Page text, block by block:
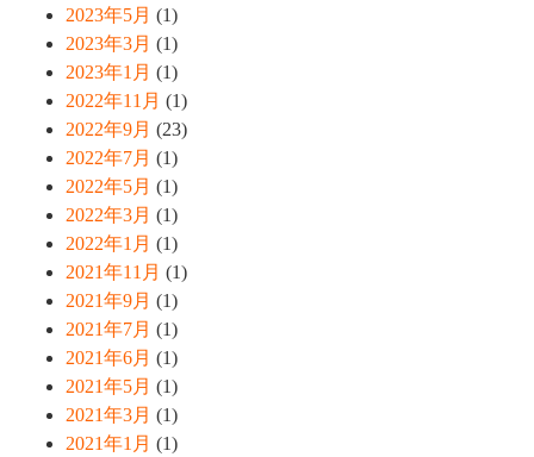
2023年5月 (1)
2023年3月 (1)
2023年1月 (1)
2022年11月 (1)
2022年9月 (23)
2022年7月 (1)
2022年5月 (1)
2022年3月 (1)
2022年1月 (1)
2021年11月 (1)
2021年9月 (1)
2021年7月 (1)
2021年6月 (1)
2021年5月 (1)
2021年3月 (1)
2021年1月 (1)